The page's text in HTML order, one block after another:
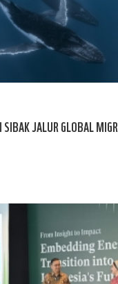
SIBAK JALUR GLOBAL